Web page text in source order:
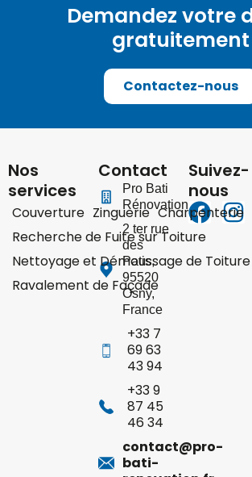
Demandez votre
gratuitement
Contactez-nous
Nos
services
Couverture Zinguerie Charpenterie
Recherche de Fuite sur Toiture
Nettoyage et Démoussage de Toiture
Ravalement de Façade
Contact
Pro Bati
Rénovation
2 ter rue
des
Patis,
95520
Osny,
France
+33 7
69 63
43 94
+33 9
87 45
46 34
contact@pro-
bati-
Suivez-
nous